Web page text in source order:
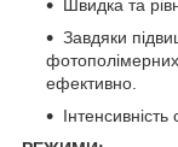
Швидка та
Завдяки
ефективно.